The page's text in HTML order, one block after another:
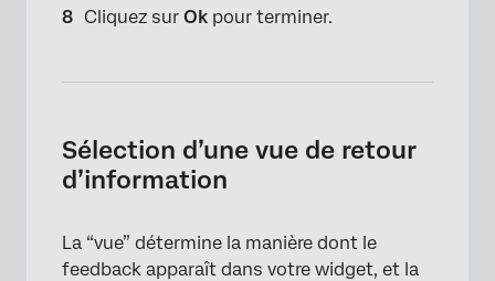
Cliquez sur Ok pour terminer.
Sélection d’une vue de retour
d’information
La “vue” détermine la manière dont le
feedback apparaît dans votre widget, et la